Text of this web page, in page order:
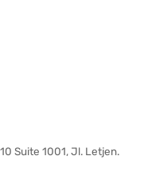
Suite 1001, Jl. Letjen.